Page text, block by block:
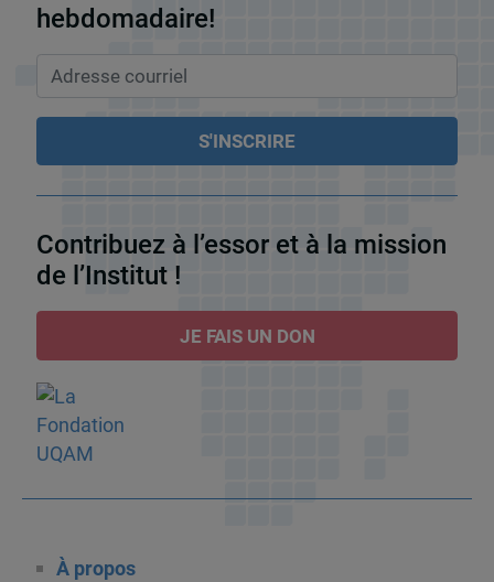
hebdomadaire!
Contribuez à l’essor et à la mission
de l’Institut !
JE FAIS UN DON
À propos